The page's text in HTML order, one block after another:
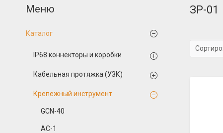
ЗР-01
Каталог
IP68 коннекторы и коробки
Кабельная протяжка (УЗК)
Крепежный инструмент
GCN-40
АС-1